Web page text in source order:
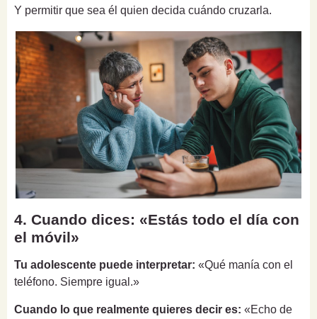
Y permitir que sea él quien decida cuándo cruzarla.
4. Cuando dices: «Estás todo el día con
el móvil»
Tu adolescente puede interpretar: «Qué manía con el
teléfono. Siempre igual.»
Cuando lo que realmente quieres decir es: «Echo de